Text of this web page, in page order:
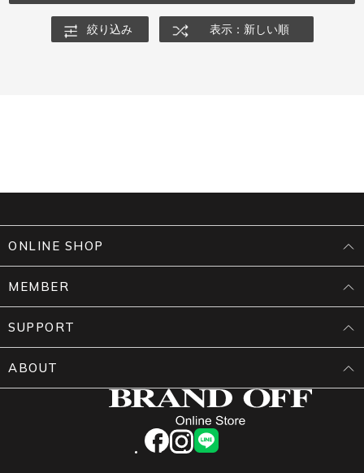
絞り込み 表示：新しい順
facebookinstagram
LINE
ONLINE SHOP
MEMBER
SUPPORT
ABOUT